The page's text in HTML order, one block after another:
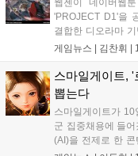
웹젠이 네이버웹
'PROJECT D1'을
결합한 디오라마
사와 방어전, 영지
원작의 요새도시 크
다....
게임뉴스 | 김찬휘
스마일게이트,
뽑는다
스마일게이트가
군 집중채용에 들
(AI)을 전제로 한